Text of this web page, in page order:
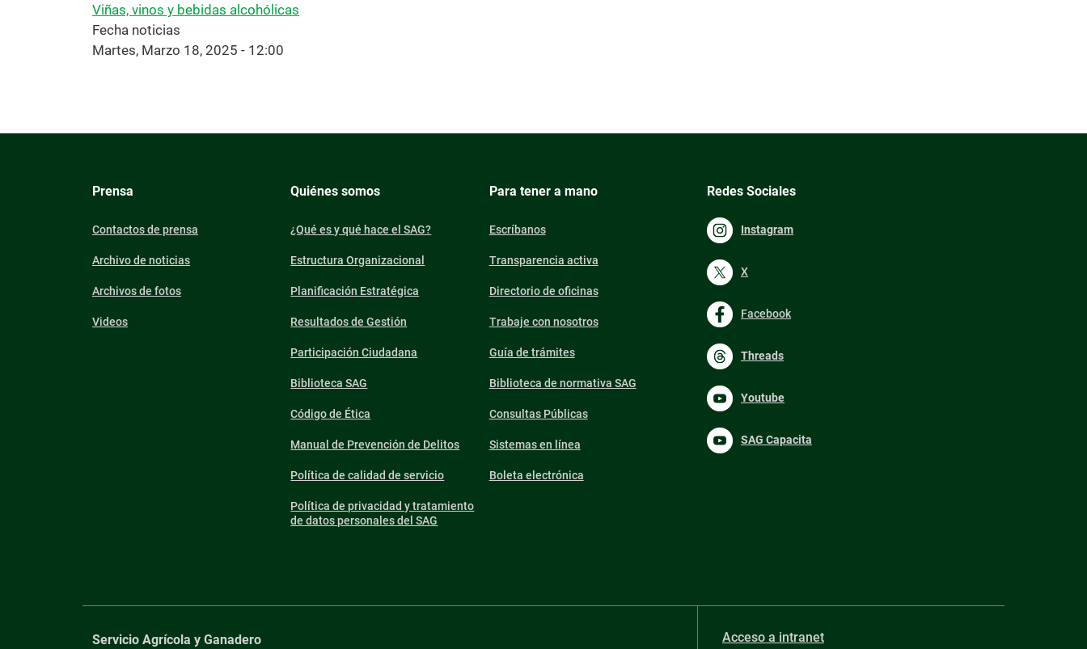
Viñas, vinos y bebidas alcohólicas
Fecha noticias
Martes, Marzo 18, 2025 - 12:00
Prensa
Contactos de prensa
Archivo de noticias
Archivos de fotos
Videos
Quiénes somos
¿Qué es y qué hace el SAG?
Estructura Organizacional
Planificación Estratégica
Resultados de Gestión
Participación Ciudadana
Biblioteca SAG
Código de Ética
Manual de Prevención de Delitos
Política de calidad de servicio
Política de privacidad y tratamiento
de datos personales del SAG
Para tener a mano
Escríbanos
Transparencia activa
Directorio de oficinas
Trabaje con nosotros
Guía de trámites
Biblioteca de normativa SAG
Consultas Públicas
Sistemas en línea
Boleta electrónica
Redes Sociales
Instagram
X
Facebook
Threads
Youtube
SAG Capacita
Servicio Agrícola y Ganadero Acceso a intranet